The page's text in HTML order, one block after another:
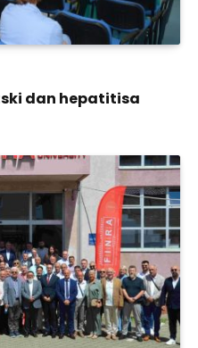
dan hepatitisa